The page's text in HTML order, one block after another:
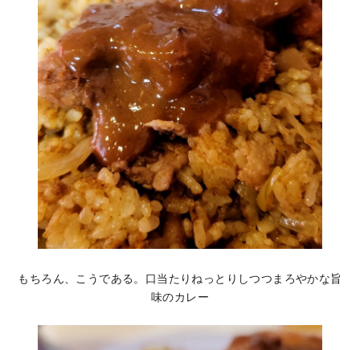
もちろん、こうである。口当たりねっとりしつつまろやかな旨
味のカレー